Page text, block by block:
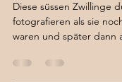
Family-
Diese süssen Zwillinge
fotografieren als sie